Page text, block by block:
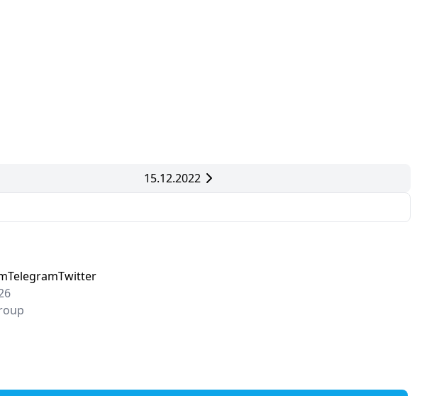
15.12.2022
TelegramTwitter